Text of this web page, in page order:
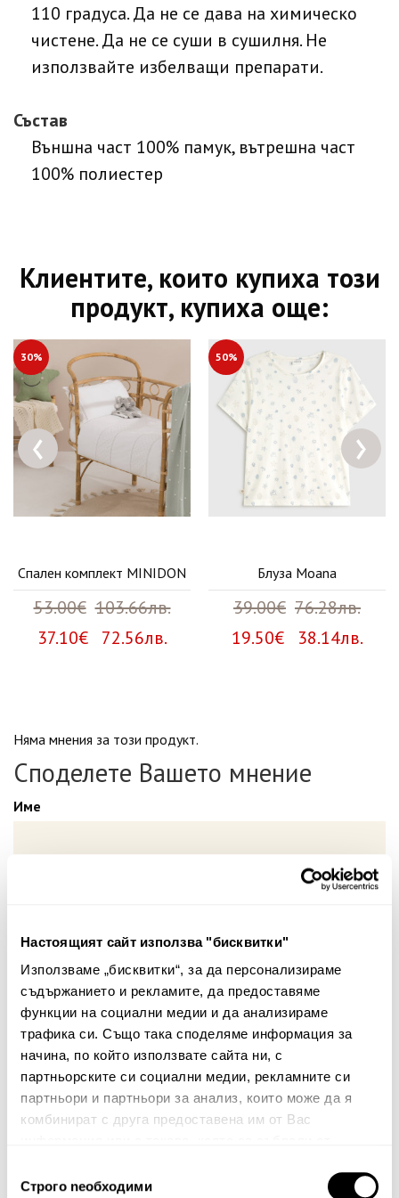
Настоящият сайт използва "бисквитки"
Използваме „бисквитки“, за да персонализираме
съдържанието и рекламите, да предоставяме
функции на социални медии и да анализираме
трафика си. Също така споделяме информация за
начина, по който използвате сайта ни, с
партньорските си социални медии, рекламните си
партньори и партньори за анализ, които може да я
комбинират с друга предоставена им от Вас
наСтрого nеобходими
110 градуса. Да не се дава на химическо
чистене. Да не се суши в сушилня. Не
използвайте избелващи препарати.
Състав
Външна част 100% памук, вътрешна част
100% полиестер
Клиентите, които купиха този
продукт, купиха още:
30%
Спален комплект MINIDON
53.00€ 103.66лв.
37.10€ 72.56лв.
50%
Блуза Moana
39.00€ 76.28лв.
19.50€ 38.14лв.
‹ ›
Няма мнения за този продукт.
Споделете Вашето мнение
Име
Забележка: HTML не се поддържа!
Оценка:Най-ниска Най-висока